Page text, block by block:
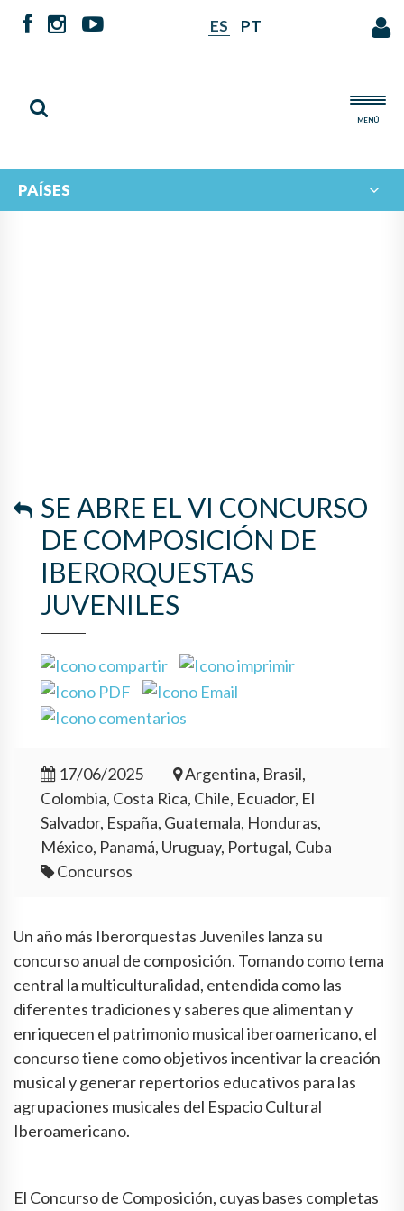
ES PT
MENÚ
PAÍSES
SE ABRE EL VI CONCURSO
DE COMPOSICIÓN DE
IBERORQUESTAS
JUVENILES
17/06/2025
Argentina, Brasil,
Colombia, Costa Rica, Chile, Ecuador, El
Salvador, España, Guatemala, Honduras,
México, Panamá, Uruguay, Portugal, Cuba
Concursos
Un año más Iberorquestas Juveniles lanza su
concurso anual de composición. Tomando como tema
central la multiculturalidad, entendida como las
diferentes tradiciones y saberes que alimentan y
enriquecen el patrimonio musical iberoamericano, el
concurso tiene como objetivos incentivar la creación
musical y generar repertorios educativos para las
agrupaciones musicales del Espacio Cultural
Iberoamericano.
El Concurso de Composición, cuyas bases completas